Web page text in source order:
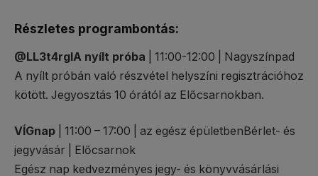
Részletes programbontás:
@LL3t4rgIA nyílt próba | 11:00-12:00 | Nagyszínpad
A nyílt próbán való részvétel helyszíni regisztrációhoz
kötött. Jegyosztás 10 órától az Előcsarnokban.
VÍGnap | 11:00 – 17:00 | az egész épületbenBérlet- és
jegyvásár | Előcsarnok
Egész nap kedvezményes jegy- és könyvvásárlási